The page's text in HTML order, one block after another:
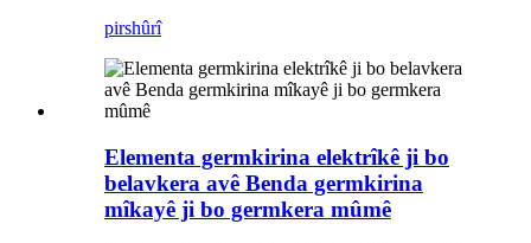
pirshûrî
Elementa germkirina elektrîkê ji bo
belavkera avê Benda germkirina
mîkayê ji bo germkera mûmê